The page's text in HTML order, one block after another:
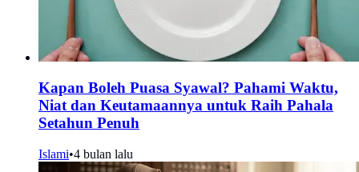
Kapan Boleh Puasa Syawal? Pahami Waktu,
Niat dan Keutamaannya untuk Raih Pahala
Setahun Penuh
Islami•4 bulan lalu